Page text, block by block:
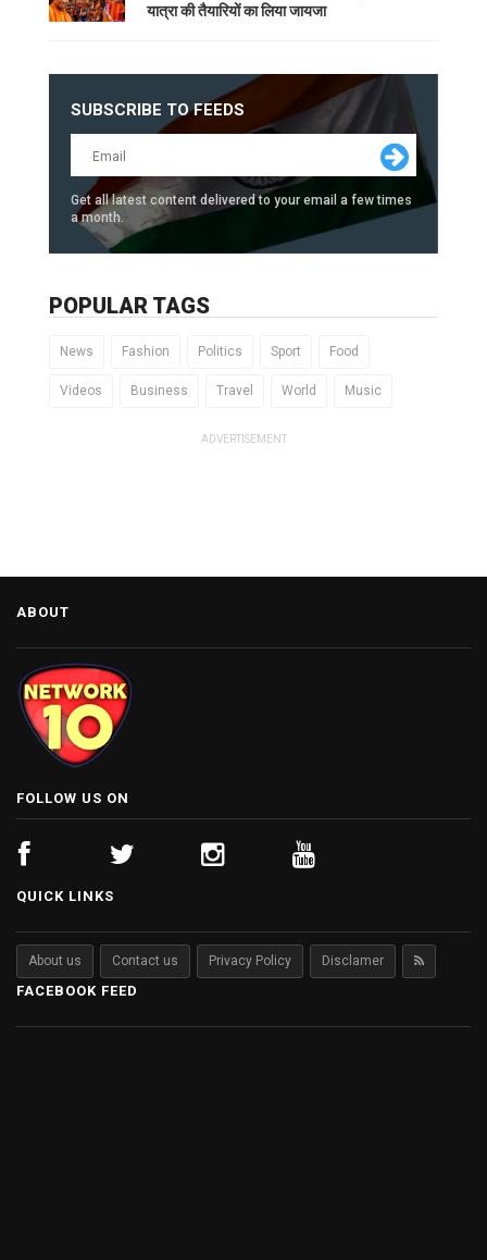
यात्रा की तैयारियों का लिया जायजा
SUBSCRIBE TO FEEDS
Get all latest content delivered to your email a few times
a month.
POPULAR TAGS
News Fashion Politics Sport Food
Videos Business Travel World Music
ADVERTISEMENT
ABOUT
FOLLOW US ON
QUICK LINKS
About us Contact us Privacy Policy Disclamer
FACEBOOK FEED